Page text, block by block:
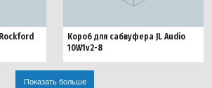
Короб для сабвуфера JL Audio
10W1v2-8
Показать больше